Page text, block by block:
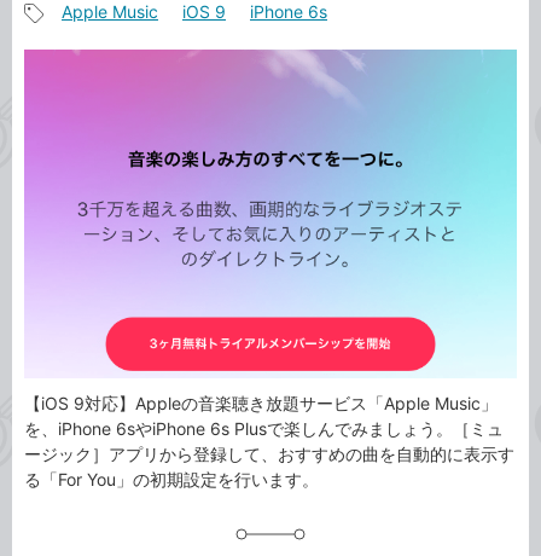
事
カ
Apple Music iOS 9 iPhone 6s
【iOS 9対応】Appleの音楽聴き放題サービス「Apple Music」
を、iPhone 6sやiPhone 6s Plusで楽しんでみましょう。［ミュ
ージック］アプリから登録して、おすすめの曲を自動的に表示す
る「For You」の初期設定を行います。